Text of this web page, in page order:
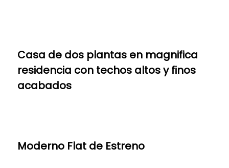
Casa de dos plantas en magnifica
residencia con techos altos y finos
acabados
Moderno Flat de Estreno